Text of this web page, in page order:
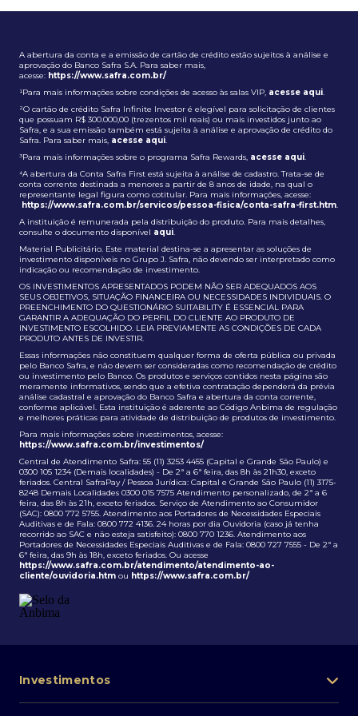
A abertura da conta e a emissão de cartão de crédito estão sujeitos à análise e
aprovação do Banco Safra S.A. Para saber mais,
acesse: https://www.safra.com.br/
¹Para mais informações sobre condições de acesso às salas VIP, acesse aqui.
²O cartão de crédito Safra Infinite Investor é elegível para solicitação de clientes
que possuam R$ 300.000,00 (trezentos mil reais) ou mais investidos junto ao
Safra, e a sua emissão também está sujeita à análise e aprovação de crédito do
Safra. Para saber mais, acesse aqui.
³Para mais informações sobre o programa Safra Rewards, acesse aqui.
⁴A abertura da Conta Safra First está sujeita à análise de cadastro. Trata-se de
conta corrente destinada a menores a partir de 8 anos de idade, na qual o
representante legal figura como cotitular. Para mais informações, acesse:
https://www.safra.com.br/servicos/pessoa-fisica/conta-safra-first.htm.
A instituição é remunerada pela distribuição do produto. Para mais detalhes,
consulte o documento disponível aqui.
Material Publicitário. Este material destina-se a apresentar as soluções de
investimento disponíveis no Grupo J. Safra, não devendo ser interpretado como
indicação ou recomendação de investimento.
OS INVESTIMENTOS APRESENTADOS PODEM NÃO SER ADEQUADOS AOS
SEUS OBJETIVOS, SITUAÇÃO FINANCEIRA OU NECESSIDADES INDIVIDUAIS. O
PREENCHIMENTO DO QUESTIONÁRIO SUITABILITY É ESSENCIAL PARA
GARANTIR A ADEQUAÇÃO DO PERFIL DO CLIENTE AO PRODUTO DE
INVESTIMENTO ESCOLHIDO. LEIA PREVIAMENTE AS CONDIÇÕES DE CADA
PRODUTO ANTES DE INVESTIR.
Essas informações não constituem qualquer forma de oferta pública ou privada
pelo Banco Safra, e não devem ser consideradas como recomendação de crédito
ou investimento pelo Banco. Os produtos e serviços contidos nesta página são
meramente informativos, sendo que a efetiva contratação dependerá da prévia
análise cadastral e aprovação do Banco Safra e abertura da conta corrente,
conforme aplicável. Esta instituição é aderente ao Código Anbima de regulação
e melhores práticas para atividade de distribuição de produtos de investimento.
Para mais informações sobre investimentos, acesse:
https://www.safra.com.br/investimentos/
Central de Atendimento Safra: 55 (11) 3253 4455 (Capital e Grande São Paulo) e
0300 105 1234 (Demais localidades) - De 2ª a 6ª feira, das 8h às 21h30, exceto
feriados. Central SafraPay / Pessoa Jurídica: Capital e Grande São Paulo (11) 3175-
8248 Demais Localidades 0300 015 7575 Atendimento personalizado, de 2ª a 6
feira, das 8h às 21h, exceto feriados. Serviço de Atendimento ao Consumidor
(SAC): 0800 772 5755. Atendimento aos Portadores de Necessidades Especiais
Auditivas e de Fala: 0800 772 4136. 24 horas por dia Ouvidoria (caso já tenha
recorrido ao SAC e não esteja satisfeito): 0800 770 1236. Atendimento aos
Portadores de Necessidades Especiais Auditivas e de Fala: 0800 727 7555 - De 2ª a
6ª feira, das 9h às 18h, exceto feriados. Ou acesse
https://www.safra.com.br/atendimento/atendimento-ao-
cliente/ouvidoria.htm ou https://www.safra.com.br/
Investimentos